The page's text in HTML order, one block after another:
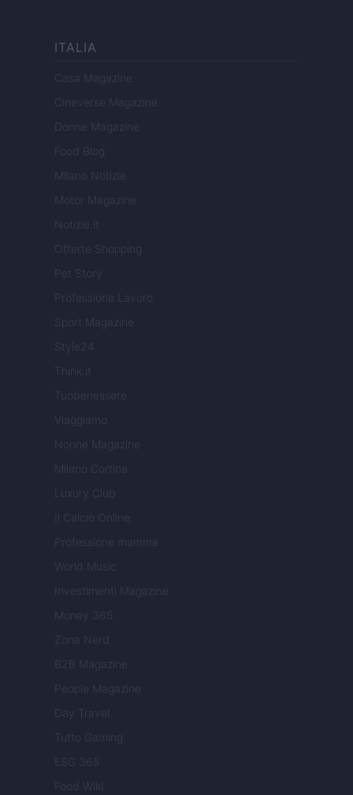
ITALIA
Casa Magazine
Cineverse Magazine
Donne Magazine
Food Blog
Milano Notizie
Motor Magazine
Notizie.it
Offerte Shopping
Pet Story
Professione Lavoro
Sport Magazine
Style24
Think.it
Tuobenessere
Viaggiamo
Nonne Magazine
Milano Cortina
Luxury Club
Il Calcio Online
Professione mamma
World Music
Investimenti Magazine
Money 365
Zona Nerd
B2B Magazine
People Magazine
Day Travel
Tutto Gaming
ESG 365
Food Wiki